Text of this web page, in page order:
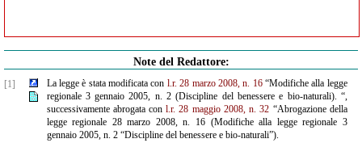
Note del Redattore:
[1] La legge è stata modificata con l.r. 28 marzo 2008, n. 16“Modifiche alla legge
regionale 3 gennaio 2005, n. 2 (Discipline del benessere e bio-naturali). “,
successivamente abrogata conl.r. 28 maggio 2008, n. 32 “Abrogazione della
legge regionale 28 marzo 2008, n. 16 (Modifiche alla legge regionale 3
gennaio 2005, n. 2 “Discipline del benessere e bio-naturali”).